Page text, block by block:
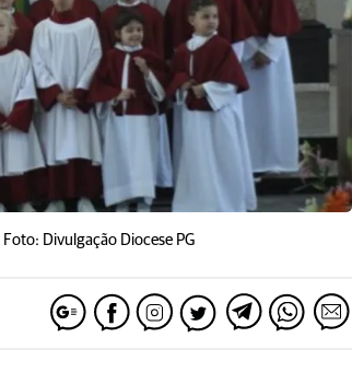
Foto: Divulgação Diocese PG